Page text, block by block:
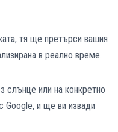
тя ще претърси вашия
в реално време.
слънце или на конкретно
Google, и ще ви извади